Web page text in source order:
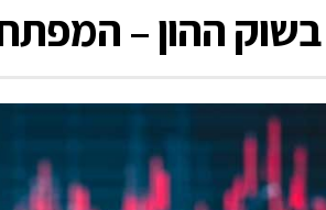
ההון –